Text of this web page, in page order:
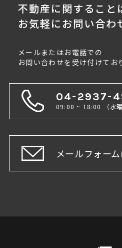
不動産に関すること
お気軽にお問い合わ
メールまたはお電話での
お問い合わせを受け付けてお
04-2937-
09:00 ~ 18:00 （水曜
メールフォー